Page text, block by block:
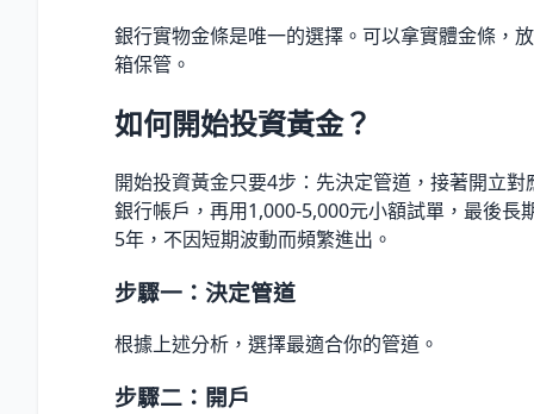
銀行實物金條是唯一的選擇。可以拿實體金條，
箱保管。
如何開始投資黃金？
開始投資黃金只要4步：先決定管道，接著開立對
銀行帳戶，再用1,000-5,000元小額試單，最後長
5年，不因短期波動而頻繁進出。
步驟一：決定管道
根據上述分析，選擇最適合你的管道。
步驟二：開戶